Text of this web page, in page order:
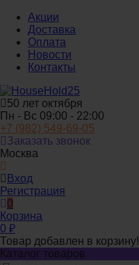
Акции
Доставка
Оплата
Новости
Контакты
50 лет октября
Пн - Вс 09:00 - 22:00
+7 (982) 549-69-05
Заказать звонок
Москва
Вход
Регистрация
0
Корзина
0 ₽
Товар добавлен в корзину!
Каталог товаров